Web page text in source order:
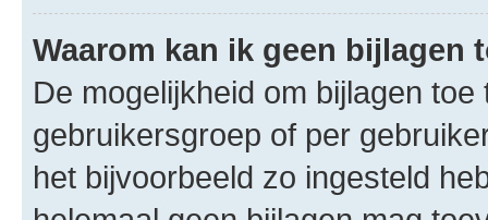
Waarom kan ik geen bijlagen
De mogelijkheid om bijlagen
gebruikersgroep of per
het bijvoorbeeld zo ingesteld